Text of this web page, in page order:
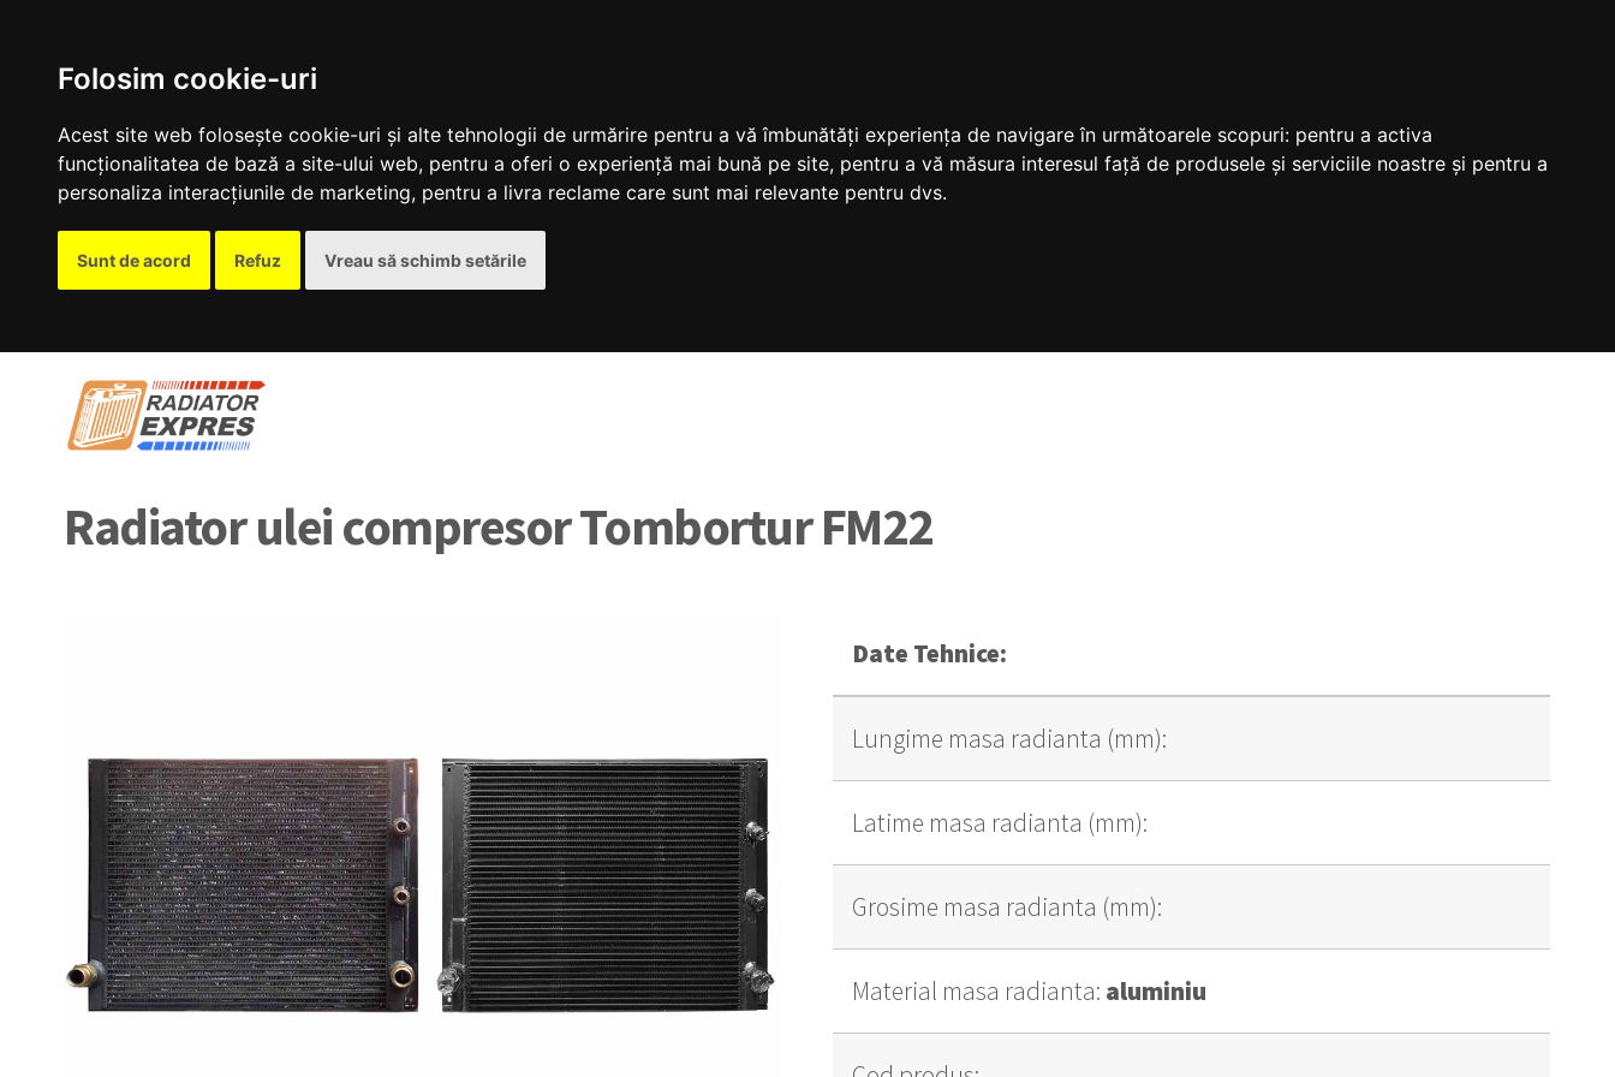
Folosim cookie-uri
Acest site web folosește cookie-uri și alte tehnologii de urmărire pentru a vă îmbunătăți experiența de navigare în următoarele scopuri: pentru a activa
funcționalitatea de bază a site-ului web, pentru a oferi o experiență mai bună pe site, pentru a vă măsura interesul față de produsele și serviciile noastre și pentru a
personaliza interacțiunile de marketing, pentru a livra reclame care sunt mai relevante pentru dvs.
Sunt de acord Refuz Vreau să schimb setările
Radiator ulei compresor Tombortur FM22
Date Tehnice:
Lungime masa radianta (mm):
Latime masa radianta (mm):
Grosime masa radianta (mm):
Material masa radianta: aluminiu